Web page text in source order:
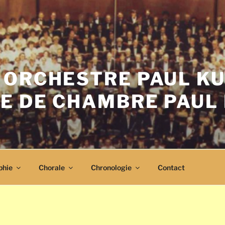
PAUL
DE CHAMBRE
Chorale Chronologie Contact